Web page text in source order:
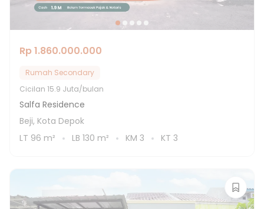
Rp 1.860.000.000
Rumah Secondary
Cicilan 15.9 Juta/bulan
Salfa Residence
Beji, Kota Depok
LT 96 m² LB 130 m² KM 3 KT 3